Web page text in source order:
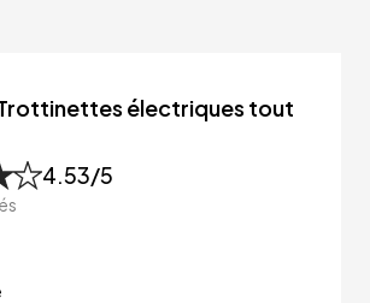
électriques tout
4.53/5